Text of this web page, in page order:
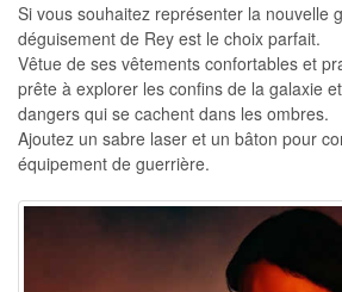
Si vous souhaitez représenter la nouvelle
déguisement de Rey est le choix parfait.
Vêtue de ses vêtements confortables et
prête à explorer les confins de la galaxie
dangers qui se cachent dans les ombres.
Ajoutez un sabre laser et un bâton pour
équipement de guerrière.